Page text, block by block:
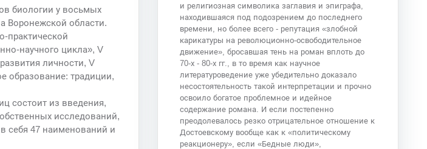
биологии у восьмых
Воронежской области.
практической
научного цикла», V
личности, V
образование: традиции,
состоит из введения,
исследований,
себя 47 наименований и
и религиозная символика заглавия и эпиграфа,
находившаяся под подозрением до последнего
времени, но более всего - репутация «злобной
карикатуры на революционно-освободительное
движение», бросавшая тень на роман вплоть до
70-х - 80-х гг., в то время как научное
литературоведение уже убедительно доказало
несостоятельность такой интерпретации и прочно
освоило богатое проблемное и идейное
содержание романа. И если постепенно
преодолевалось резко отрицательное отношение к
Достоевскому вообще как к «политическому
реакционеру», если «Бедные люди»,